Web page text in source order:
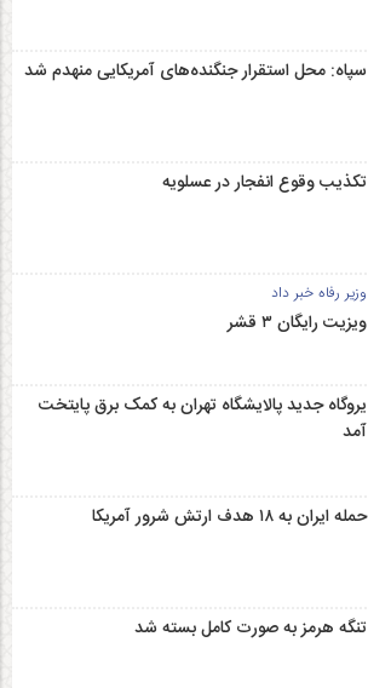
سپاه: محل استقرار جنگنده‌های آمریکایی منهدم شد
تکذیب وقوع انفجار در عسلویه
وزیر رفاه خبر داد
ویزیت رایگان ۳ قشر
یروگاه جدید پالایشگاه تهران به کمک برق پایتخت
آمد
حمله ایران به ۱۸ هدف ارتش شرور آمریکا
تنگه هرمز به صورت کامل بسته شد